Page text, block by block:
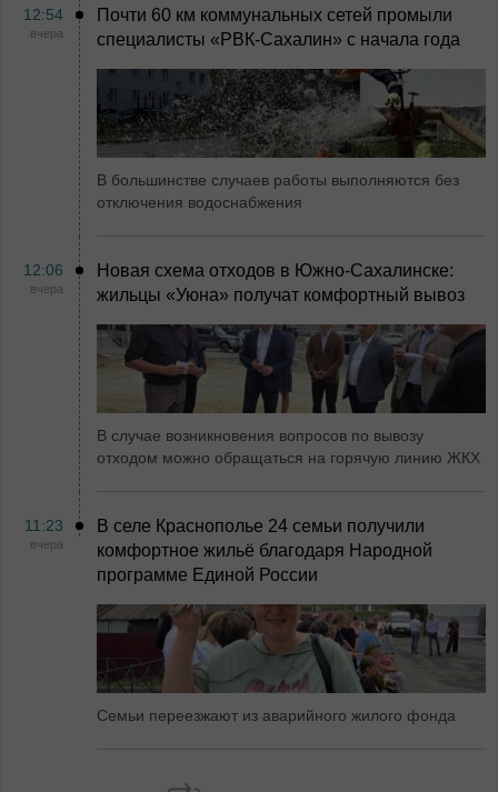
12:54
вчера
Почти 60 км коммунальных сетей промыли
специалисты «РВК‑Сахалин» с начала года
В большинстве случаев работы выполняются без
отключения водоснабжения
12:06
вчера
Новая схема отходов в Южно-Сахалинске:
жильцы «Уюна» получат комфортный вывоз
В случае возникновения вопросов по вывозу
отходом можно обращаться на горячую линию ЖКХ
11:23
вчера
В селе Краснополье 24 семьи получили
комфортное жильё благодаря Народной
программе Единой России
Семьи переезжают из аварийного жилого фонда